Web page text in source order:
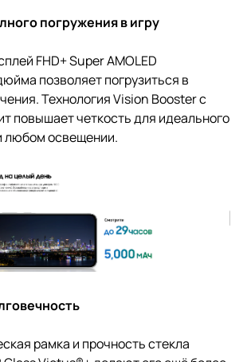
погружения в игру
FHD+ Super AMOLED
позволяет погрузиться в
Технология Vision Booster с
повышает четкость для идеального
любом освещении.
рамка и прочность стекла